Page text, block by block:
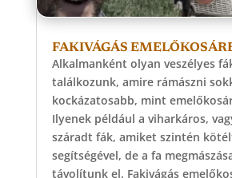
FAKIVÁGÁS
Alkalmanként olyan veszélyes
találkozunk, amire rámászni
kockázatosabb, mint
Ilyenek például a viharkáros,
száradt fák, amiket szintén
segítségével, de a fa
távolítunk el. Fakivágás